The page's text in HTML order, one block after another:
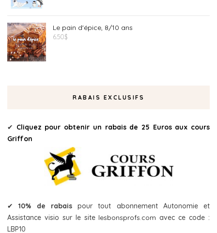
Le pain d'épice, 8/10 ans
6.50$
RABAIS EXCLUSIFS
✔ Cliquez pour obtenir un rabais de 25 Euros aux cours
Griffon
✔10% de rabaispour tout abonnement Autonomie et
Assistance visio sur le site lesbonsprofs.com avec ce code :
LBP10